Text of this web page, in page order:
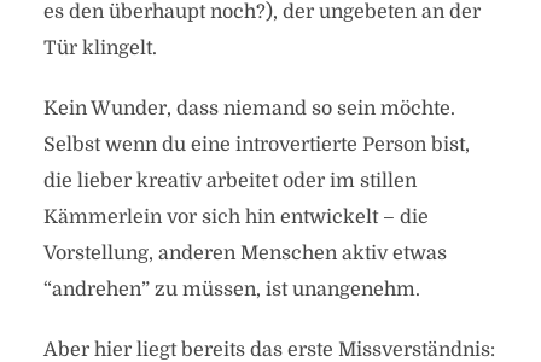
es den überhaupt noch?), der ungebeten an der
Tür klingelt.
Kein Wunder, dass niemand so sein möchte.
Selbst wenn du eine introvertierte Person bist,
die lieber kreativ arbeitet oder im stillen
Kämmerlein vor sich hin entwickelt – die
Vorstellung, anderen Menschen aktiv etwas
“andrehen” zu müssen, ist unangenehm.
Aber hier liegt bereits das erste Missverständnis: